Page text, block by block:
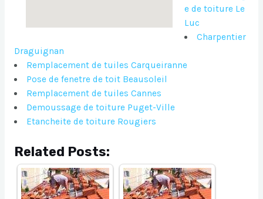
e de toiture Le
Luc
Charpentier
Draguignan
Remplacement de tuiles Carqueiranne
Pose de fenetre de toit Beausoleil
Remplacement de tuiles Cannes
Demoussage de toiture Puget-Ville
Etancheite de toiture Rougiers
Related Posts: